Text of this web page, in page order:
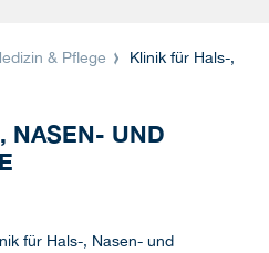
& Pflege
Klinik für Hals-,
NASEN- UND
für Hals-, Nasen- und